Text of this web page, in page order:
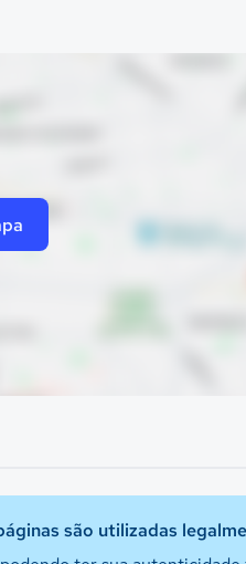
são utilizadas